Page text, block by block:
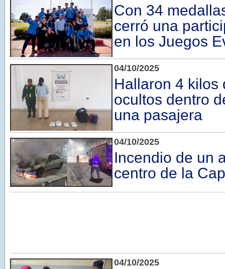
Con 34
cerró una
en los Juegos
04/10/2025
Hallaron 4 kilos
ocultos dentro
una pasajera
04/10/2025
Incendio de un
centro de la
04/10/2025